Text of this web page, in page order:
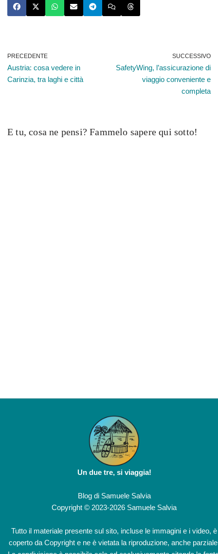
PRECEDENTE
Austria: cosa vedere in
Carinzia, tra laghi e città
SUCCESSIVO
SafetyWing, l’assicurazione di
viaggio conveniente e
completa
E tu, cosa ne pensi? Fammelo sapere qui sotto!
Un due tre, si viaggia!
Blog di Samuele Salvia
Copyright © 2023-2026 Samuele Salvia
Tutto il materiale presente sul sito, incluse le immagini e i video, è
coperto da Copyright e ne è vietata la riproduzione, anche